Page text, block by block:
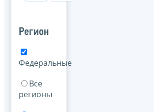
Регион
Федеральные
Все
регионы